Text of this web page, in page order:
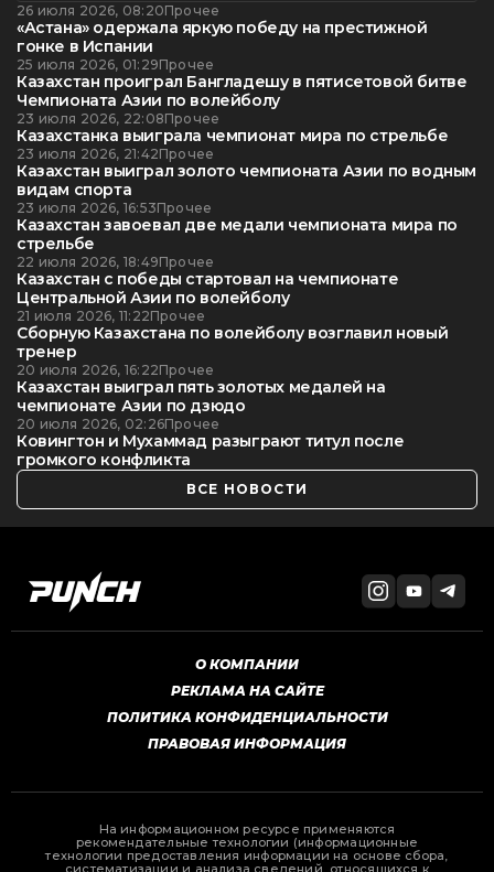
26 июля 2026, 08:20Прочее
«Астана» одержала яркую победу на престижной
гонке в Испании
25 июля 2026, 01:29Прочее
Казахстан проиграл Бангладешу в пятисетовой битве
Чемпионата Азии по волейболу
23 июля 2026, 22:08Прочее
Казахстанка выиграла чемпионат мира по стрельбе
23 июля 2026, 21:42Прочее
Казахстан выиграл золото чемпионата Азии по водным
видам спорта
23 июля 2026, 16:53Прочее
Казахстан завоевал две медали чемпионата мира по
стрельбе
22 июля 2026, 18:49Прочее
Казахстан с победы стартовал на чемпионате
Центральной Азии по волейболу
21 июля 2026, 11:22Прочее
Сборную Казахстана по волейболу возглавил новый
тренер
20 июля 2026, 16:22Прочее
Казахстан выиграл пять золотых медалей на
чемпионате Азии по дзюдо
20 июля 2026, 02:26Прочее
Ковингтон и Мухаммад разыграют титул после
громкого конфликта
ВСЕ НОВОСТИ
О КОМПАНИИ
РЕКЛАМА НА САЙТЕ
ПОЛИТИКА КОНФИДЕНЦИАЛЬНОСТИ
ПРАВОВАЯ ИНФОРМАЦИЯ
На информационном ресурсе применяются
рекомендательные технологии (информационные
технологии предоставления информации на основе сбора,
систематизации и анализа сведений, относящихся к